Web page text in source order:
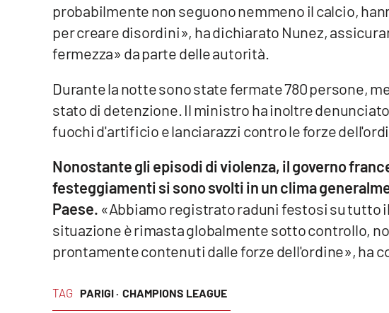
Reggio Calabria
Buona Sanità Calabria
Calabriavisione
TAG PARIGI · CHAMPIONS LEAGUE
probabilmente non seguono nemmeno il calcio,
per creare disordini», ha dichiarato Nunez,
fermezza» da parte delle autorità.
Durante la notte sono state fermate 780 persone,
stato di detenzione. Il ministro ha inoltre
fuochi d'artificio e lanciarazzi contro le forze
Nonostante gli episodi di violenza, il governo
festeggiamenti si sono svolti in un clima
Paese. «Abbiamo registrato raduni festosi su tutto
situazione è rimasta globalmente sotto controllo,
prontamente contenuti dalle forze dell'ordine», ha